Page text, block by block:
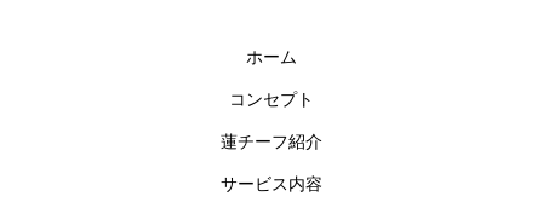
ホーム
コンセプト
蓮チーフ紹介
サービス内容